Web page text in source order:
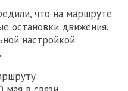
что на маршруте
остановки движения.
настройкой